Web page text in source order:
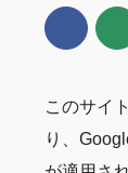
このサイ
り、